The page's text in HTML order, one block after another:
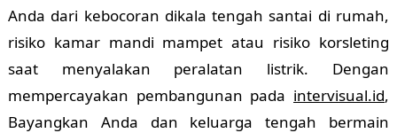
Anda dari kebocoran dikala tengah santai di rumah,
risiko kamar mandi mampet atau risiko korsleting
saat menyalakan peralatan listrik. Dengan
mempercayakan pembangunan pada intervisual.id,
Bayangkan Anda dan keluarga tengah bermain